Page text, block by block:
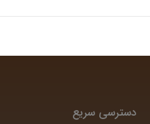
دسترسی سریع